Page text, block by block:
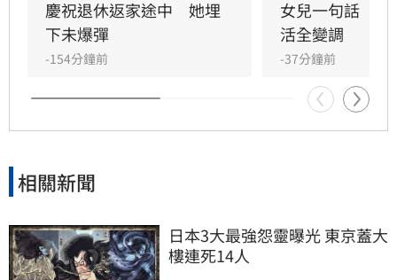
排財務代理；「已婚有子女」者則出現「重子
女、輕老本」失衡現象。專家提出「TALK」理財
心法，建議民眾透過目標盤點、專款配置、明確
傳承及安養信託等機制，及早建立樂齡財富防禦
網，避免資產傳承糾紛，確保晚年財務自主與安
全，打造穩健的退休生活藍圖。
慶祝退休返家途中　她埋
下未爆彈
-154分鐘前
女兒一句話　
活全變調
-37分鐘前
相關新聞
日本3大最強怨靈曝光 東京蓋大
樓連死14人